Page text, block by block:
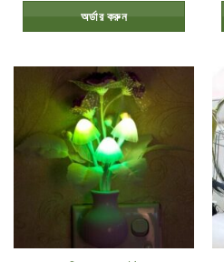
অর্ডার করুন